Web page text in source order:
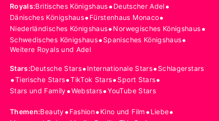
Royals:Britisches Königshaus•Deutscher Adel•
Dänisches Königshaus•Fürstenhaus Monaco•
Niederländisches Königshaus•Norwegisches Königshaus•
Schwedisches Königshaus•Spanisches Königshaus•
Weitere Royals und Adel
Stars:Deutsche Stars•Internationale Stars•Schlagerstars
•Tierische Stars•TikTok Stars•Sport Stars•
Stars und Family•Webstars•YouTube Stars
Themen:Beauty•Fashion•Kino und Film •Liebe•